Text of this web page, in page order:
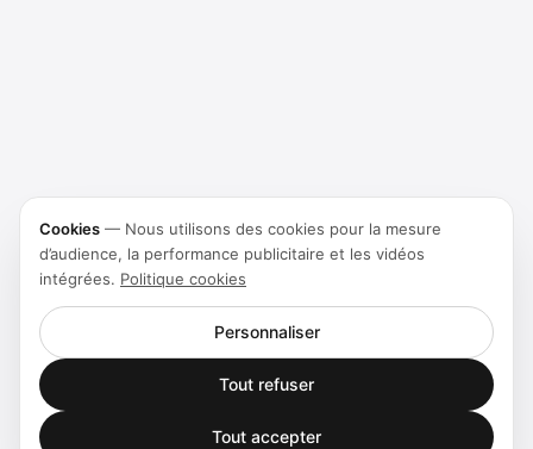
Cookies — Nous utilisons des cookies pour la mesure
d’audience, la performance publicitaire et les vidéos
intégrées. Politique cookies
Personnaliser
Tout refuser
Tout accepter